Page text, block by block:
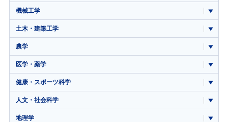
機械工学
土木・建築工学
農学
医学・薬学
健康・スポーツ科学
人文・社会科学
地理学